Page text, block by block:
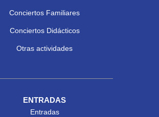
Conciertos Familiares
Conciertos Didácticos
Otras actividades
ENTRADAS
Entradas